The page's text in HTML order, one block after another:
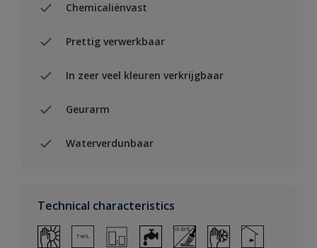
Chemicaliënvast
Prettig verwerkbaar
In zeer veel kleuren verkrijgbaar
Geurarm
Waterverdunbaar
Technical characteristics